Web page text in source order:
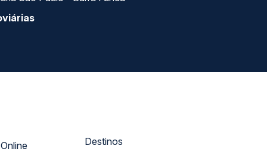
Atendimento Online
Destinos